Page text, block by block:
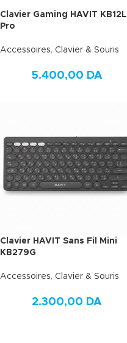
Clavier Gaming HAVIT KB12L
Pro
Accessoires, Clavier & Souris
5.400,00 DA
Clavier HAVIT Sans Fil Mini
KB279G
Accessoires, Clavier & Souris
2.300,00 DA